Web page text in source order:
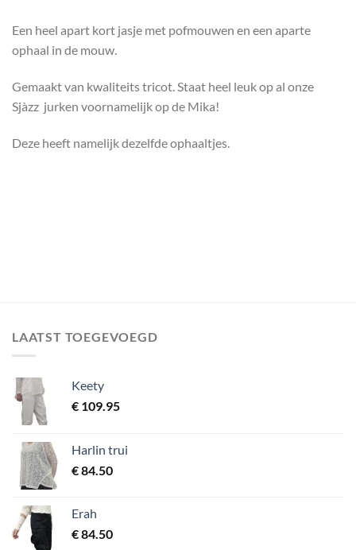
Een heel apart kort jasje met pofmouwen en een aparte
ophaal in de mouw.
Gemaakt van kwaliteits tricot. Staat heel leuk op al onze
Sjàzz jurken voornamelijk op de Mika!
Deze heeft namelijk dezelfde ophaaltjes.
LAATST TOEGEVOEGD
Keety
€ 109.95
Harlin trui
€84.50
Erah
€84.50